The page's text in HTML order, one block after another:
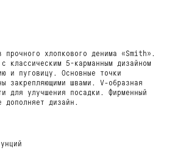
хлопкового денима «Smith».
классическим 5-карманным дизайном
и пуговицу. Основные точки
закрепляющими швами. V-образная
для улучшения посадки. Фирменный
дополняет дизайн.